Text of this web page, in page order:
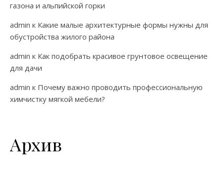
газона и альпийской горки
admin к Какие малые архитектурные формы нужны для
обустройства жилого района
admin к Как подобрать красивое грунтовое освещение
для дачи
admin к Почему важно проводить профессиональную
химчистку мягкой мебели?
Архив